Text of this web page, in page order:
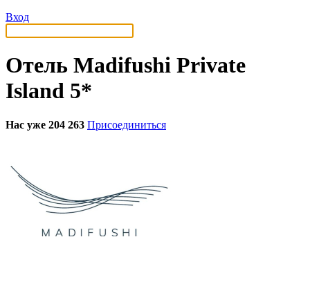
Вход
Отель Madifushi Private
Island 5*
Нас уже 204 263 Присоединиться